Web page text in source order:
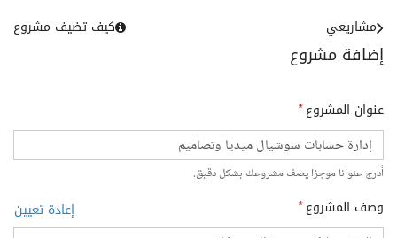
إضافة مشروع
مشاريعي كيف تضيف مشروع
عنوان المشروع*
أدرج عنوانا موجزا يصف مشروعك بشكل دقيق.
وصف المشروع* إعادة تعيين